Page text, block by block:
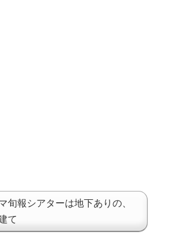
旬報シアターは地下ありの、
て